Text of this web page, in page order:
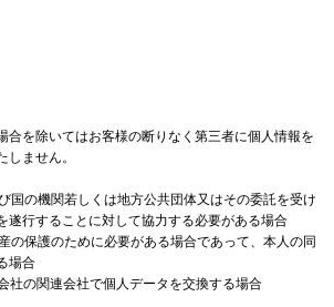
合を除いてはお客様の断りなく第三者に個人情報を
ません。
国の機関若しくは地方公共団体又はその委託を受け
遂行することに対して協力する必要がある場合
の保護のために必要がある場合であって、本人の同
場合
社の関連会社で個人データを交換する場合